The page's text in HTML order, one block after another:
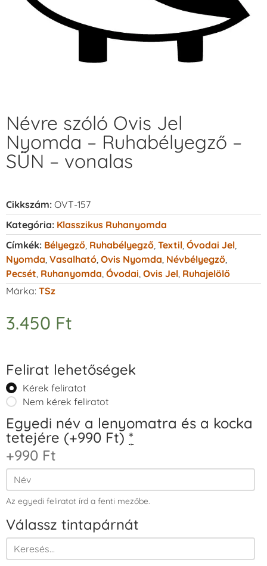
Névre szóló Ovis Jel
Nyomda – Ruhabélyegző –
SÜN – vonalas
Cikkszám: OVT-157
Kategória: Klasszikus Ruhanyomda
Címkék: Bélyegző Ruhabélyegző Textil Óvodai Jel
Nyomda Vasalható Ovis Nyomda Névbélyegző
Pecsét Ruhanyomda Óvodai Ovis Jel Ruhajelölő
Márka: TSz
3.450 Ft
Felirat lehetőségek
Kérek feliratot
Nem kérek feliratot
Egyedi név a lenyomatra és a kocka
tetejére (+990 Ft) *
+990 Ft
Az egyedi feliratot írd a fenti mezőbe.
Válassz tintapárnát